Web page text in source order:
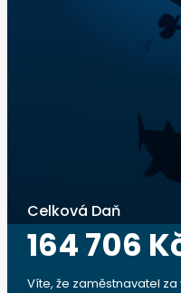
Celková Daň
164 706
Víte, že zaměstnavatel